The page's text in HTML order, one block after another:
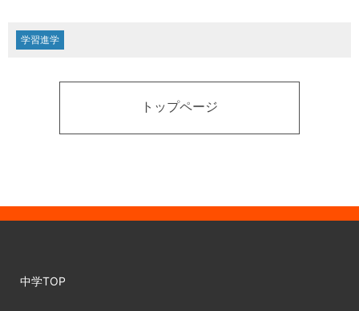
学習進学
トップページ
中学TOP